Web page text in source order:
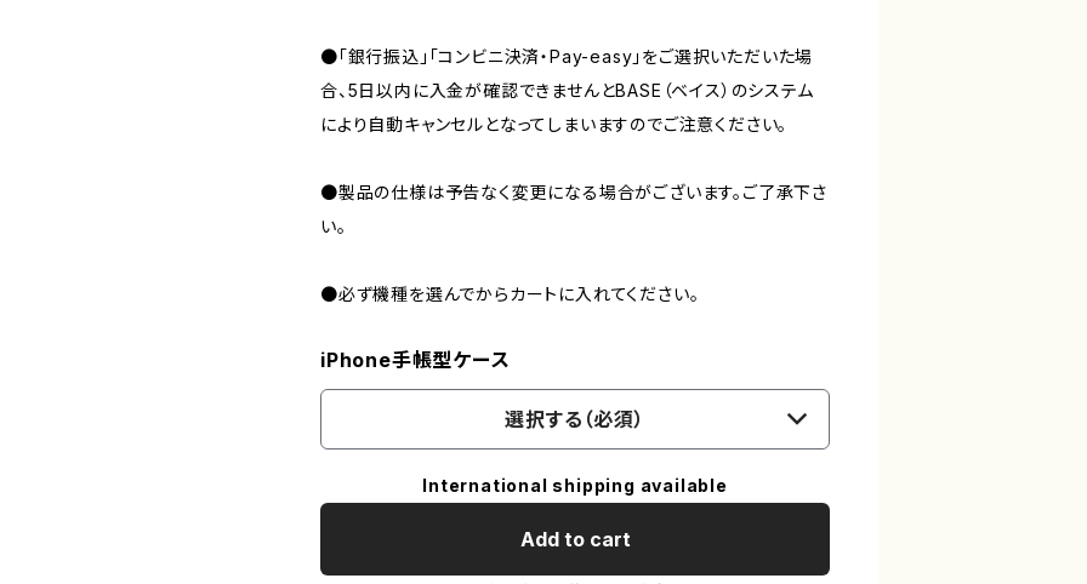
●「銀行振込」「コンビニ決済・Pay-easy」をご選択いただいた場
合、5日以内に入金が確認できませんとBASE（ベイス）のシステム
により自動キャンセルとなってしまいますのでご注意ください。
●製品の仕様は予告なく変更になる場合がございます。ご了承下さ
い。
●必ず機種を選んでからカートに入れてください。
iPhone手帳型ケース
選択する（必須）
International shipping available
Add to cart